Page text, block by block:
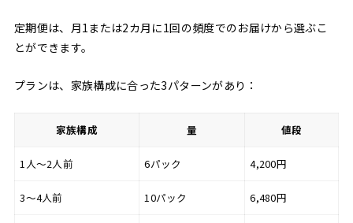
定期便は、月1または2カ月に1回の頻度でのお届けから選ぶこ
とができます。
プランは、家族構成に合った3パターンがあり：
家族構成 量 値段
1人〜2人前 6パック 4,200円
3〜4人前 10パック 6,480円